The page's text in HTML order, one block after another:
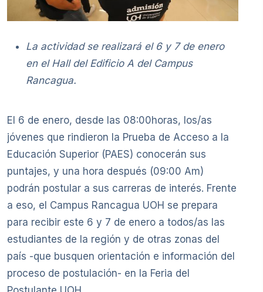
La actividad se realizará el 6 y 7 de enero
en el Hall del Edificio A del Campus
Rancagua.
El 6 de enero, desde las 08:00horas, los/as
jóvenes que rindieron la Prueba de Acceso a la
Educación Superior (PAES) conocerán sus
puntajes, y una hora después (09:00 Am)
podrán postular a sus carreras de interés. Frente
a eso, el Campus Rancagua UOH se prepara
para recibir este 6 y 7 de enero a todos/as las
estudiantes de la región y de otras zonas del
país -que busquen orientación e información del
proceso de postulación- en la Feria del